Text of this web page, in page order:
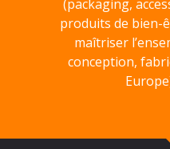
(packaging,
produits de bien-
maîtriser
conception,